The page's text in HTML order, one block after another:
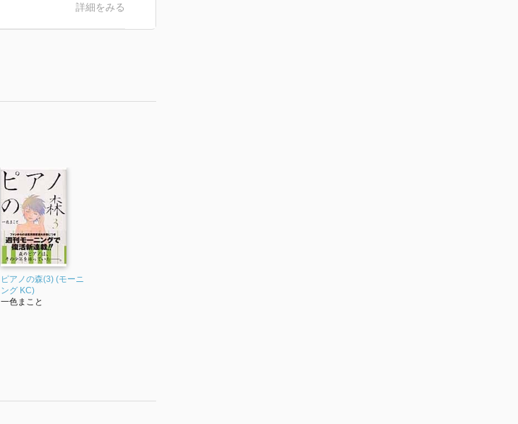
詳細をみる
ピアノの森(3) (モーニ
ング KC)
一色まこと